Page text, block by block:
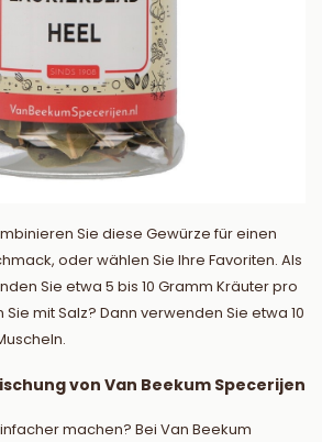
Sie diese Gewürze für einen
oder wählen Sie Ihre Favoriten. Als
Sie etwa 5 bis 10 Gramm Kräuter pro
Sie mit Salz? Dann verwenden Sie etwa 10
von Van Beekum Specerijen
machen? Bei Van Beekum